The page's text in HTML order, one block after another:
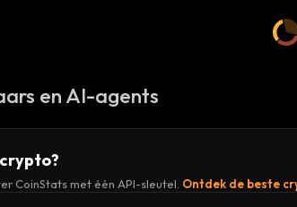
en AI-agents
CoinStats met één API-sleutel. Ontdek de beste